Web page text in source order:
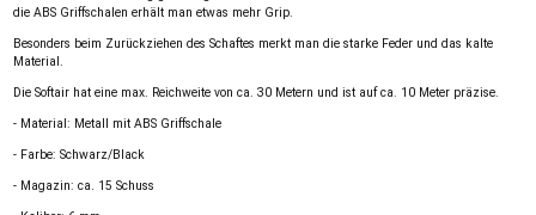
die ABS Griffschalen erhält man etwas mehr Grip.
Besonders beim Zurückziehen des Schaftes merkt man die starke Feder und das kalte
Material.
Die Softair hat eine max. Reichweite von ca. 30 Metern und ist auf ca. 10 Meter präzise.
- Material: Metall mit ABS Griffschale
- Farbe: Schwarz/Black
- Magazin: ca. 15 Schuss